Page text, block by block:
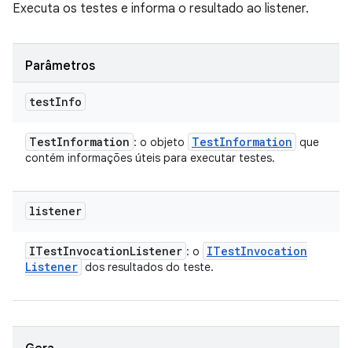
Executa os testes e informa o resultado ao listener.
Parâmetros
testInfo
TestInformation : o objeto TestInformation que
contém informações úteis para executar testes.
listener
ITestInvocationListener : o ITestInvocation
Listener dos resultados do teste.